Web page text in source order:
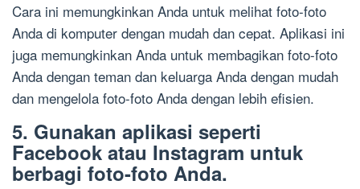
Cara ini memungkinkan Anda untuk melihat foto-foto
Anda di komputer dengan mudah dan cepat. Aplikasi ini
juga memungkinkan Anda untuk membagikan foto-foto
Anda dengan teman dan keluarga Anda dengan mudah
dan mengelola foto-foto Anda dengan lebih efisien.
5. Gunakan aplikasi seperti
Facebook atau Instagram untuk
berbagi foto-foto Anda.